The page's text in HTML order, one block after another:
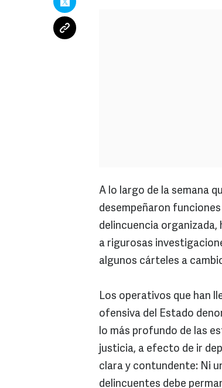
A lo largo de la semana
desempeñaron
delincuencia
a rigurosas
algunos cárteles a
Los operativos que han
ofensiva del Estado
lo más profundo de las
justicia, a efecto de ir
clara y contundente: Ni
delincuentes debe